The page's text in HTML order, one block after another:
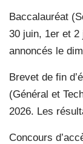
Baccalauréat
30 juin, 1er et
annoncés le
Brevet de fin
(Général et
2026. Les
Concours